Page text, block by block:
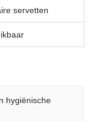
servetten
hygiënische